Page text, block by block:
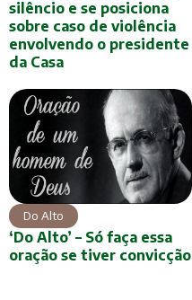
silêncio e se posiciona
sobre caso de violência
envolvendo o presidente
da Casa
Do Alto
‘Do Alto’ – Só faça essa
oração se tiver convicção